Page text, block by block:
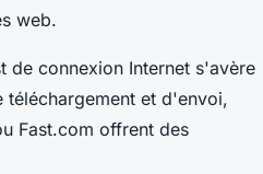
web.
de connexion Internet s'avère
téléchargement et d'envoi,
Fast.com offrent des